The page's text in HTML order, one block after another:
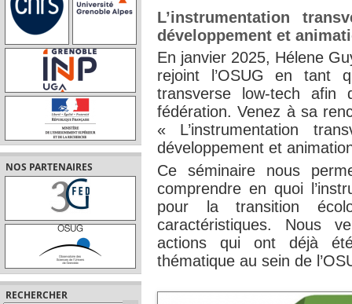
NOS PARTENAIRES
RECHERCHER
L’instrumentation
développement et
En janvier 2025, Hélene
rejoint l’OSUG en tant
transverse low-tech
fédération. Venez à sa
« L’instrumentation
développement et
Ce séminaire nous
comprendre en quoi
pour la transition
caractéristiques. Nous
actions qui ont déjà
thématique au sein de